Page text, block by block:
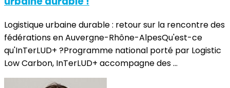
Logistique urbaine durable : retour sur la rencontre des
fédérations en Auvergne-Rhône-AlpesQu'est-ce
qu'InTerLUD+ ?Programme national porté par Logistic
Low Carbon, InTerLUD+ accompagne des ...